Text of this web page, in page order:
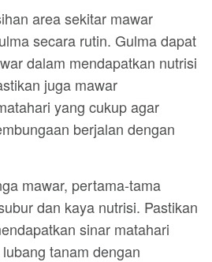
area sekitar mawar
secara rutin. Gulma dapat
dalam mendapatkan nutrisi
juga mawar
yang cukup agar
berjalan dengan
mawar, pertama-tama
dan kaya nutrisi. Pastikan
sinar matahari
tanam dengan